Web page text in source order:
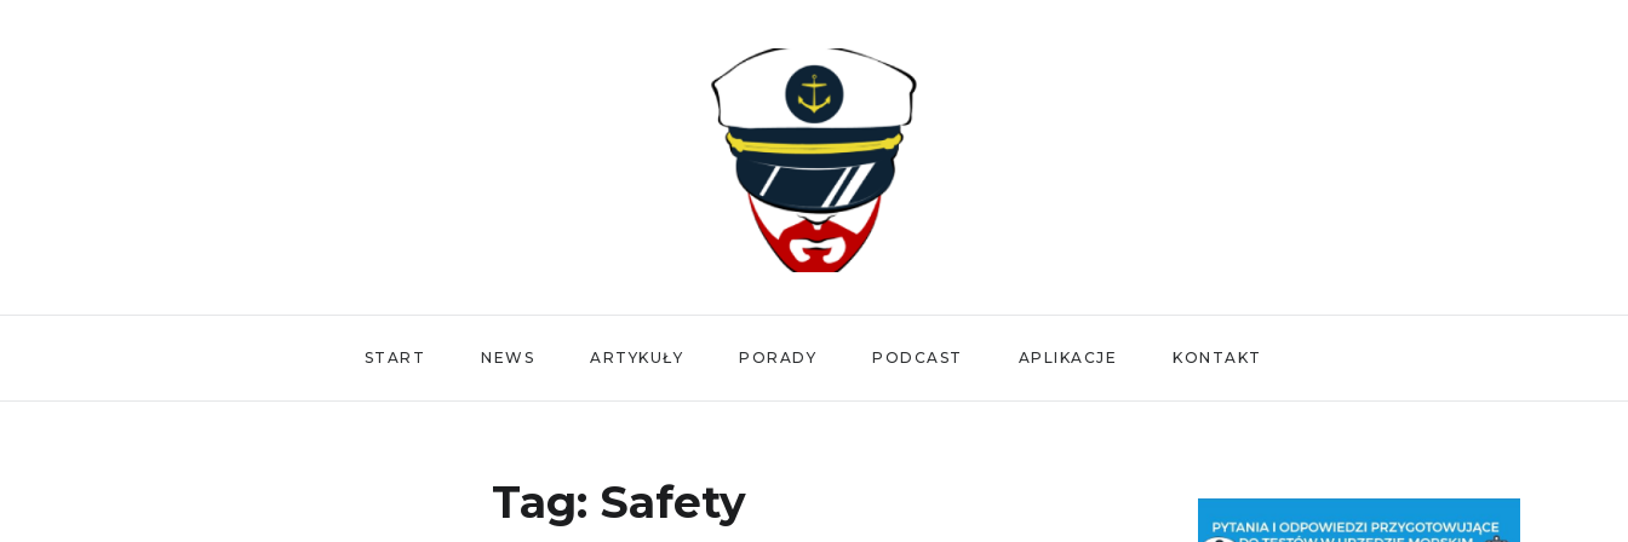
START NEWS ARTYKUŁY PORADY PODCAST APLIKACJE KONTAKT
Tag: Safety